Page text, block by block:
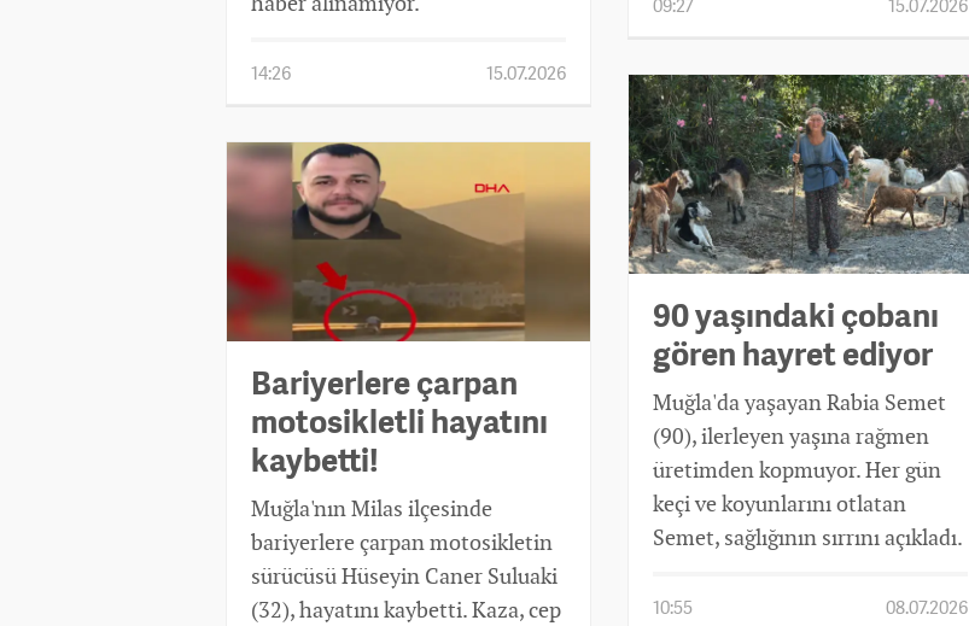
14:26 15.07.2026
09:27 15.07.2026
90 yaşındaki çobanı
gören hayret ediyor
Muğla'da yaşayan Rabia Semet
(90), ilerleyen yaşına rağmen
üretimden kopmuyor. Her gün
keçi ve koyunlarını otlatan
Semet, sağlığının sırrını açıkladı.
10:55 08.07.2026
Bariyerlere çarpan
motosikletli hayatını
kaybetti!
Muğla'nın Milas ilçesinde
bariyerlere çarpan motosikletin
sürücüsü Hüseyin Caner Suluaki
(32), hayatını kaybetti. Kaza, cep